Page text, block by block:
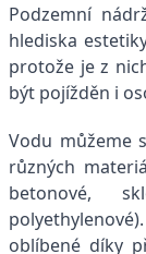
Podzemní
hlediska
protože je z
být pojížděn i
Vodu můžeme
různých
betonové,
oblíbené díky